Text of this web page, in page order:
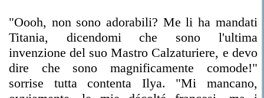
"Oooh, non sono adorabili? Me li ha mandati
Titania, dicendomi che sono l'ultima
invenzione del suo Mastro Calzaturiere, e devo
dire che sono magnificamente comode!"
sorrise tutta contenta Ilya. "Mi mancano,